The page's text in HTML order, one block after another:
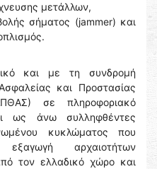
μετάλλων,
σήματος (jammer) και
και με τη συνδρομή
και Προστασίας
σε πληροφοριακό
ως άνω συλληφθέντες
κυκλώματος που
εξαγωγή αρχαιοτήτων
τον ελλαδικό χώρο και